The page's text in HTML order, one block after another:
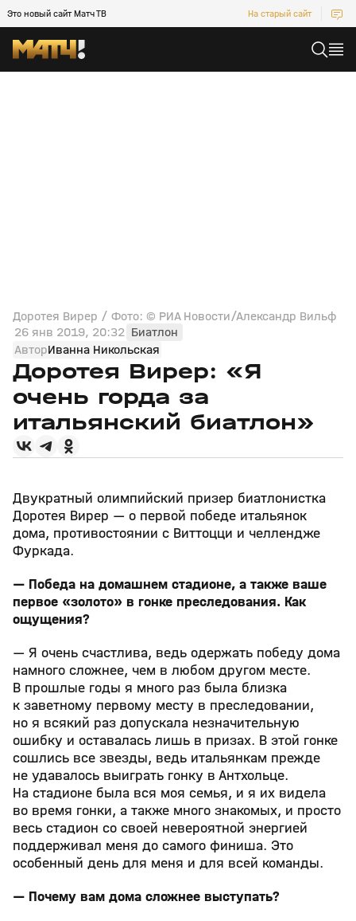
Это новый сайт Матч ТВ На старый сайт
Доротея Вирер / Фото: © РИА Новости/Александр Вильф
26 янв 2019, 20:32 Биатлон
АвторИванна Никольская
Доротея Вирер: «Я
очень горда за
итальянский биатлон»
Двукратный олимпийский призер биатлонистка
Доротея Вирер — о первой победе итальянок
дома, противостоянии с Виттоцци и челлендже
Фуркада.
— Победа на домашнем стадионе, а также ваше
первое «золото» в гонке преследования. Как
ощущения?
— Я очень счастлива, ведь одержать победу дома
намного сложнее, чем в любом другом месте.
В прошлые годы я много раз была близка
к заветному первому месту в преследовании,
но я всякий раз допускала незначительную
ошибку и оставалась лишь в призах. В этой гонке
сошлись все звезды, ведь итальянкам прежде
не удавалось выиграть гонку в Антхольце.
На стадионе была вся моя семья, и я их видела
во время гонки, а также много знакомых, и просто
весь стадион со своей невероятной энергией
поддерживал меня до самого финиша. Это
особенный день для меня и для всей команды.
— Почему вам дома сложнее выступать?